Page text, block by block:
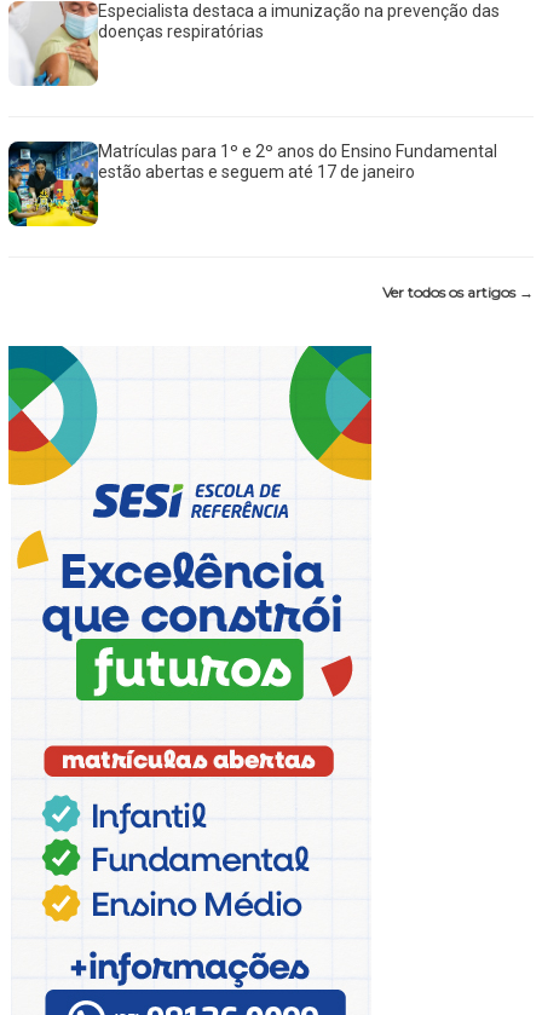
Especialista destaca a imunização na prevenção das
doenças respiratórias
Matrículas para 1º e 2º anos do Ensino Fundamental
estão abertas e seguem até 17 de janeiro
Ver todos os artigos →